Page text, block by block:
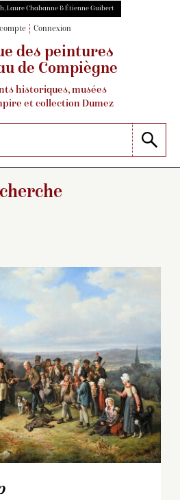
Laure Chabanne & Étienne Guibert
Connexion
des peintures
de Compiègne
historiques, musées
et collection Dumez